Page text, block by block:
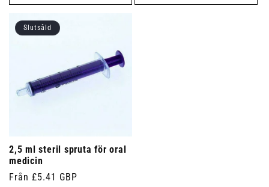
Slutsåld
2,5 ml steril spruta för oral
medicin
Ordinarie
Från £5.41 GBP